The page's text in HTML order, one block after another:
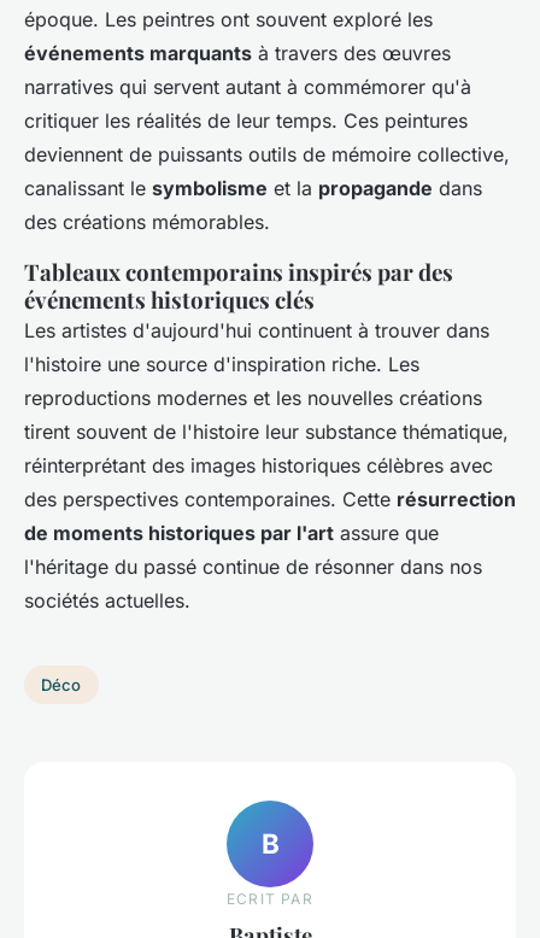
époque. Les peintres ont souvent exploré les
événements marquants à travers des œuvres
narratives qui servent autant à commémorer qu'à
critiquer les réalités de leur temps. Ces peintures
deviennent de puissants outils de mémoire collective,
canalissant le symbolisme et la propagande dans
des créations mémorables.
Tableaux contemporains inspirés par des
événements historiques clés
Les artistes d'aujourd'hui continuent à trouver dans
l'histoire une source d'inspiration riche. Les
reproductions modernes et les nouvelles créations
tirent souvent de l'histoire leur substance thématique,
réinterprétant des images historiques célèbres avec
des perspectives contemporaines. Cette résurrection
de moments historiques par l'art assure que
l'héritage du passé continue de résonner dans nos
sociétés actuelles.
Déco
B
ECRIT PAR